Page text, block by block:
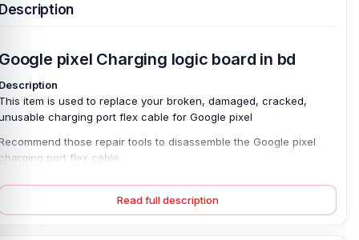
pixel Charging logic board in bd
item is used to replace your broken, damaged, cracked,
charging port flex cable for Google pixel
those repair tools to disassemble the Google pixel
port flex cable.
Read full description